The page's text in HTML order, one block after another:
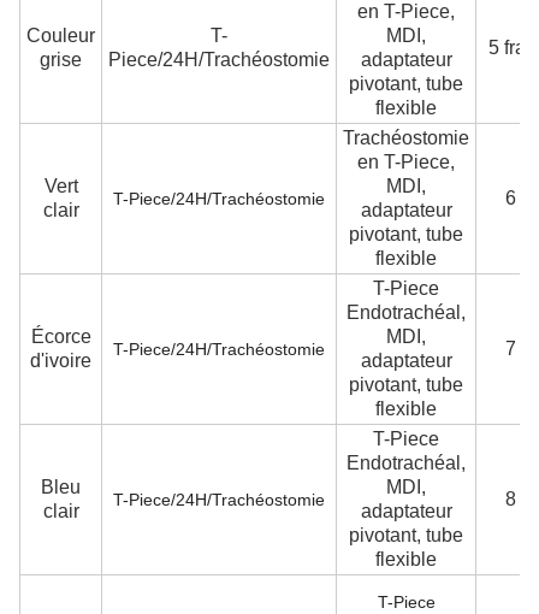
Couleur
grise
T-
Piece/24H/Trachéostomie
en T-Piece,
MDI,
adaptateur
pivotant, tube
flexible
5
Vert
clair
T-Piece/24H/Trachéostomie
Trachéostomie
en T-Piece,
MDI,
adaptateur
pivotant, tube
flexible
6 Fr
Écorce
d'ivoire
T-Piece/24H/Trachéostomie
T-Piece
Endotrachéal,
MDI,
adaptateur
pivotant, tube
flexible
7 Fr
Bleu
clair
T-Piece/24H/Trachéostomie
T-Piece
Endotrachéal,
MDI,
adaptateur
pivotant, tube
flexible
8 Fr
T-Piece